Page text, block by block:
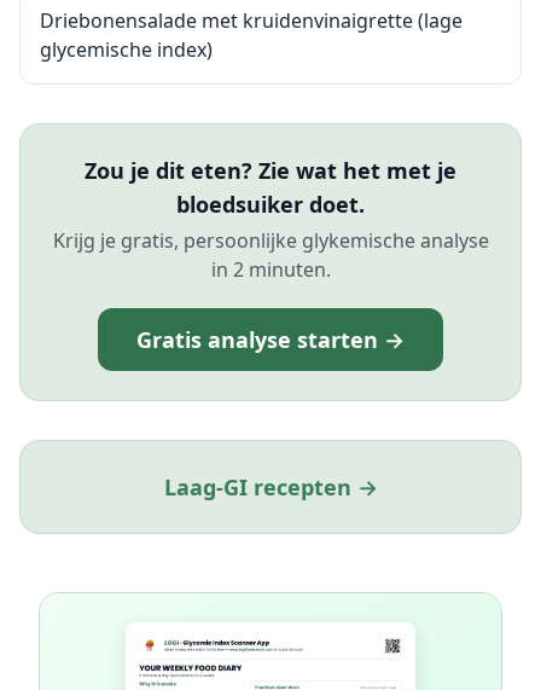
Driebonensalade met kruidenvinaigrette (lage
glycemische index)
Zou je dit eten? Zie wat het met je
bloedsuiker doet.
Krijg je gratis, persoonlijke glykemische analyse
in 2 minuten.
Gratis analyse starten →
Laag-GI recepten →